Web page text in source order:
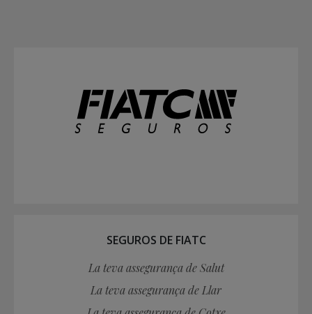
SEGUROS DE FIATC
La teva assegurança de Salut
La teva assegurança de Llar